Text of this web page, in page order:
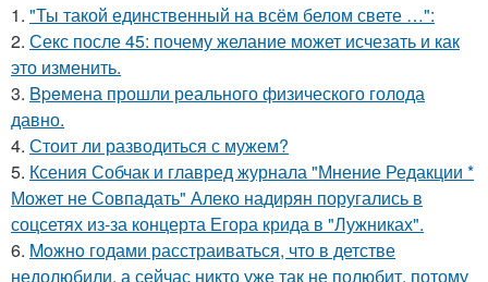
1. "Ты такой единственный на всём белом свете …":
2. Секс после 45: почему желание может исчезать и как
это изменить.
3. Bpeмена прошли реального физического голода
давно.
4. Стоит ли разводиться с мужем?
5. Ксения Собчак и главред журнала "Мнение Редакции *
Может не Совпадать" Алеко надирян поругались в
соцсетях из-за концерта Егора крида в "Лужниках".
6. Moжнo годами расстраиваться, что в детстве
недолюбили, а сейчас никто уже так не полюбит, потому